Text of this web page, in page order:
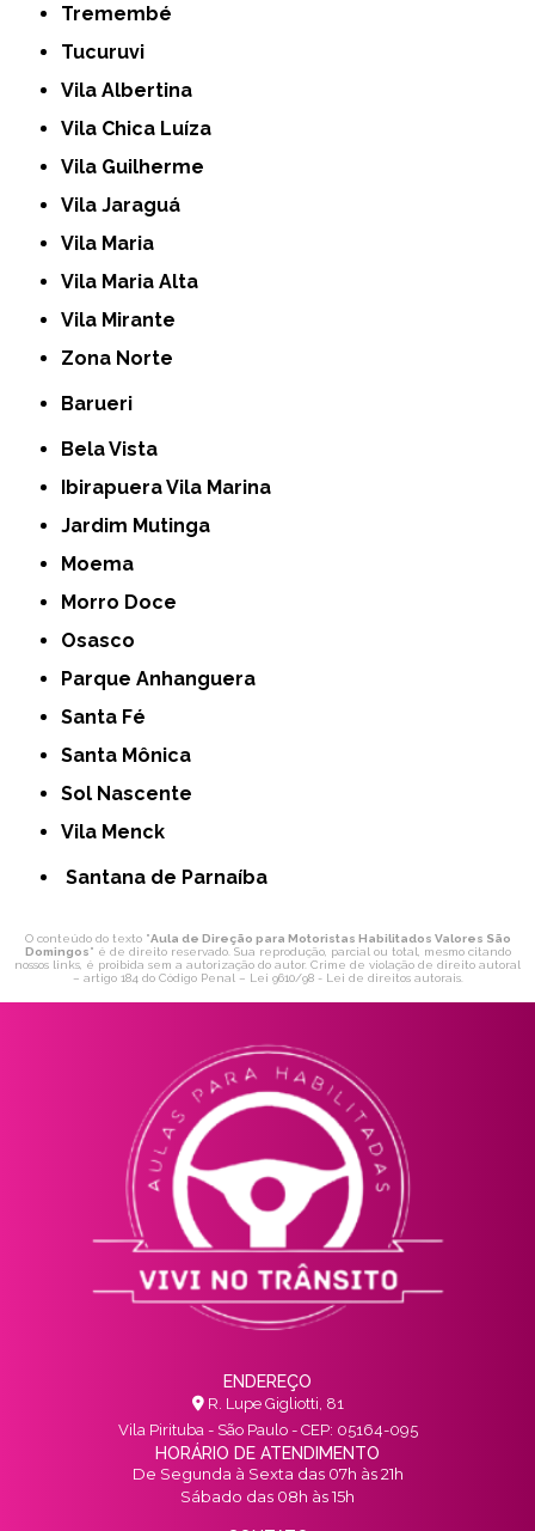
Tremembé
Tucuruvi
Vila Albertina
Vila Chica Luíza
Vila Guilherme
Vila Jaraguá
Vila Maria
Vila Maria Alta
Vila Mirante
Zona Norte
Barueri
Bela Vista
Ibirapuera Vila Marina
Jardim Mutinga
Moema
Morro Doce
Osasco
Parque Anhanguera
Santa Fé
Santa Mônica
Sol Nascente
Vila Menck
Santana de Parnaíba
O conteúdo do texto "Aula de Direção para Motoristas Habilitados Valores São
Domingos" é de direito reservado. Sua reprodução, parcial ou total, mesmo citando
nossos links, é proibida sem a autorização do autor. Crime de violação de direito autoral
– artigo 184 do Código Penal – Lei 9610/98 - Lei de direitos autorais.
ENDEREÇO
R. Lupe Gigliotti, 81
Vila Pirituba - São Paulo - CEP: 05164-095
HORÁRIO DE ATENDIMENTO
De Segunda à Sexta das 07h às 21h
Sábado das 08h às 15h